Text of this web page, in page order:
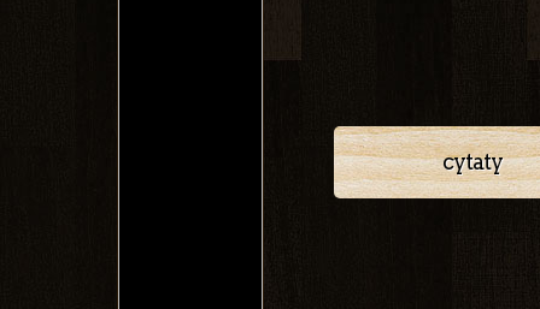
cytaty